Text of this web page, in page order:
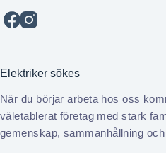
Elektriker sökes
När du börjar arbeta hos oss
väletablerat företag med stark
gemenskap, sammanhållning